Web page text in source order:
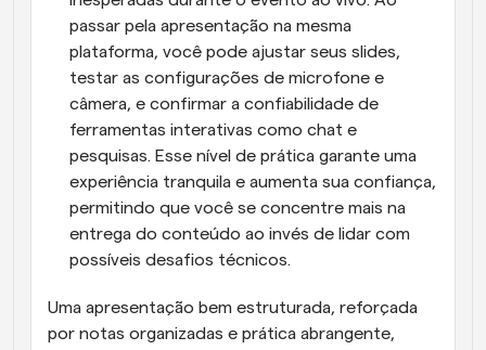
passar pela apresentação na mesma
plataforma, você pode ajustar seus slides,
testar as configurações de microfone e
câmera, e confirmar a confiabilidade de
ferramentas interativas como chat e
pesquisas. Esse nível de prática garante uma
experiência tranquila e aumenta sua confiança,
permitindo que você se concentre mais na
entrega do conteúdo ao invés de lidar com
possíveis desafios técnicos.
Uma apresentação bem estruturada, reforçada
por notas organizadas e prática abrangente,